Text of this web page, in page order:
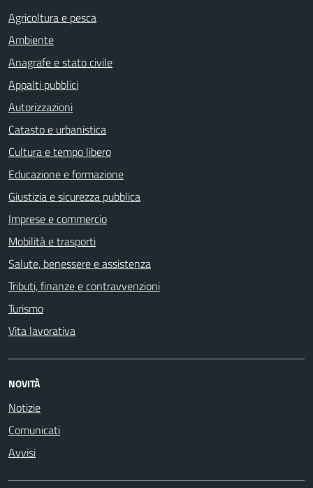
Agricoltura e pesca
Ambiente
Anagrafe e stato civile
Appalti pubblici
Autorizzazioni
Catasto e urbanistica
Cultura e tempo libero
Educazione e formazione
Giustizia e sicurezza pubblica
Imprese e commercio
Mobilità e trasporti
Salute, benessere e assistenza
Tributi, finanze e contravvenzioni
Turismo
Vita lavorativa
NOVITÀ
Notizie
Comunicati
Avvisi